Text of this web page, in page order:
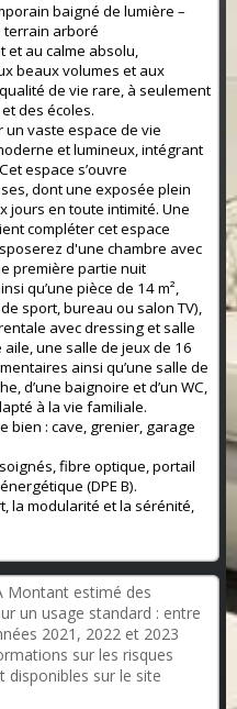
baigné de lumière –
terrain arboré
et au calme absolu,
beaux volumes et aux
de vie rare, à seulement
des écoles.
un vaste espace de vie
et lumineux, intégrant
espace s’ouvre
dont une exposée plein
jours en toute intimité. Une
compléter cet espace
d'une chambre avec
première partie nuit
qu’une pièce de 14 m²,
sport, bureau ou salon TV),
avec dressing et salle
aile, une salle de jeux de 16
ainsi qu’une salle de
d’une baignoire et d’un WC,
à la vie familiale.
bien : cave, grenier, garage
fibre optique, portail
(DPE B).
la modularité et la sérénité,
Montant estimé des
un usage standard : entre
2021, 2022 et 2023
sur les risques
disponibles sur le site